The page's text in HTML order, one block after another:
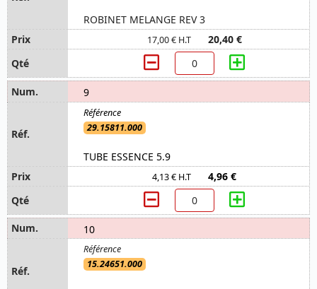
ROBINET MELANGE REV 3
17,00 € H.T 20,40 €
9
29.15811.000
TUBE ESSENCE 5.9
4,13 € H.T 4,96 €
10
15.24651.000